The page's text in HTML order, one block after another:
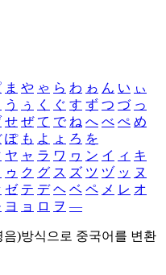
ま や ゃ ら わ ゎ ん い ぃ
う ぅ く ぐ す ず つ づ っ
せ ぜ て で ね へ べ ぺ め
ぽ も よ ょ ろ を
ヤ ャ ラ ワ ヮ ン イ ィ キ
ゥ ク グ ス ズ ツ ヅ ッ ヌ
ゼ テ デ ヘ ベ ペ メ レ オ
ヨ ョ ロ ヲ ―
음)방식으로 중국어를 변환